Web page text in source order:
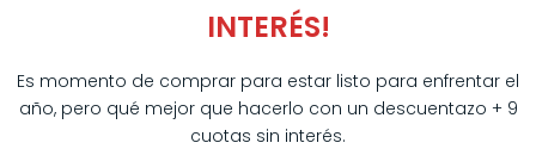
INTERÉS!
Es momento de comprar para estar listo para enfrentar el
año, pero qué mejor que hacerlo con un descuentazo + 9
cuotas sin interés.